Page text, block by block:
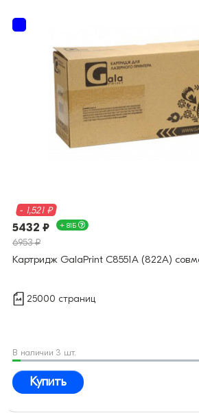
- 1,521 ₽
5432 ₽ + 81Б
6953 ₽
Картридж GalaPrint C8551A (822A)
25000 страниц
В наличии 3 шт.
Купить